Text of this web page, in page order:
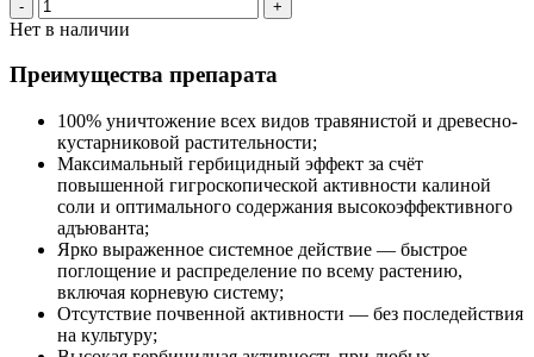
- +
Нет в наличии
Преимущества препарата
100% уничтожение всех видов травянистой и древесно-
кустарниковой растительности;
Максимальный гербицидный эффект за счёт
повышенной гигроскопической активности калиной
соли и оптимального содержания высокоэффективного
адъюванта;
Ярко выраженное системное действие — быстрое
поглощение и распределение по всему растению,
включая корневую систему;
Отсутствие почвенной активности — без последействия
на культуру;